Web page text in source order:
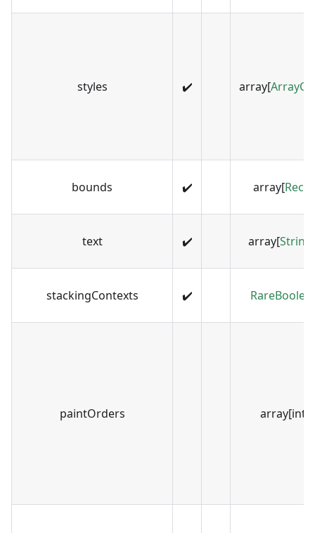
styles ✔️ array[
bounds ✔️ array[
text ✔️ array[
stackingContexts ✔️
paintOrders